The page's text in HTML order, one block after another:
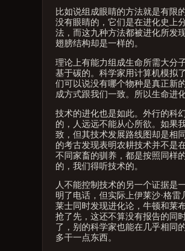
比如说组成眼睛的方法就是有限
没有眼睛的，它们是在进化史上
法，而这九种方法都被进化所发
翅膀结构却是一样的。
理论上有能力组成生命所需大分
基于碳的。科学家用计算机模拟
们可以说没有哪个物种是真正新
成方式跟我们一致。所以生命进
技术的进化也是如此。外行的科
的，人远远不能从心所欲。如果
致，但其技术发展路线图却是相
的考古发现表明农耕技术并不是
不同家畜的驯养，都是按照同样
的，我们得听技术的。
人不能控制技术的另一个证据是
明了电话，但实际上伊莱沙·格
莱士同时发现进化论，牛顿和莱
抢了先，这还不算没有报告的同
了，别的科学家也能在几乎相同
多干一点东西。